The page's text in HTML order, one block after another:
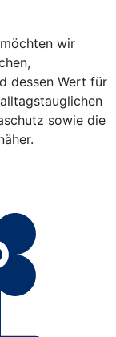
wir
dessen Wert für
sowie die